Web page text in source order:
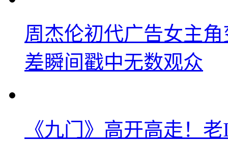
周杰伦初代广告女主
差瞬间戳中无数观众
《九门》高开高走！